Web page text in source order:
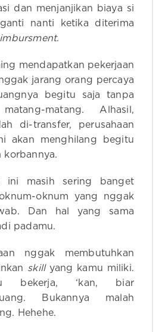
dan menjanjikan biaya si
nanti ketika diterima
.
mendapatkan pekerjaan
jarang orang percaya
begitu saja tanpa
matang. Alhasil,
di-transfer, perusahaan
akan menghilang begitu
korbannya.
ini masih sering banget
oknum yang nggak
Dan hal yang sama
padamu.
nggak membutuhkan
skill yang kamu miliki.
bekerja, ‘kan, biar
Bukannya malah
Hehehe.